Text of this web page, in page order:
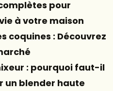
pour
à votre maison
coquines : Découvrez
: pourquoi faut-il
un blender haute